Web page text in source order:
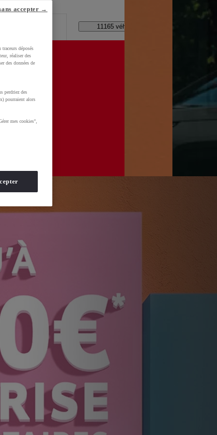
?
11165 véhicules disponibles
déposés
réaliser des
des données de
perdriez des
pourraient alors
mes cookies",
accepter →